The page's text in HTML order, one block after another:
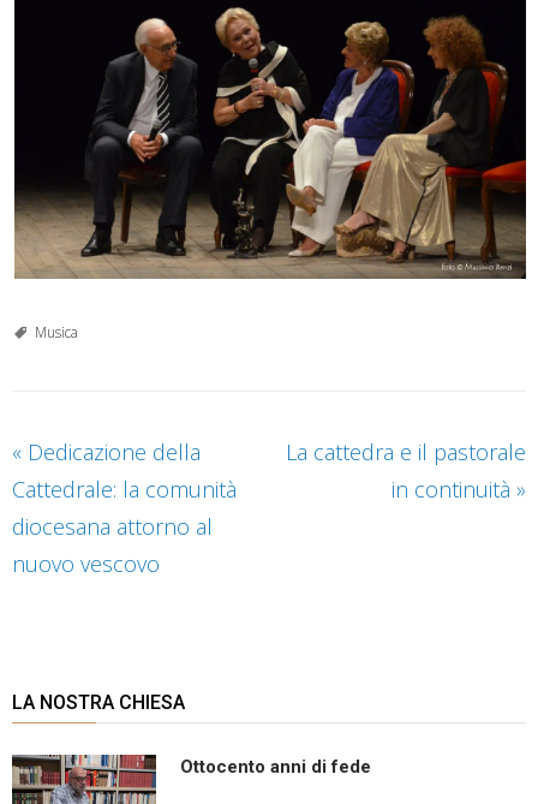
Musica
« Dedicazione della
Cattedrale: la comunità
diocesana attorno al
nuovo vescovo
La cattedra e il pastorale
in continuità »
LA NOSTRA CHIESA
Ottocento anni di fede